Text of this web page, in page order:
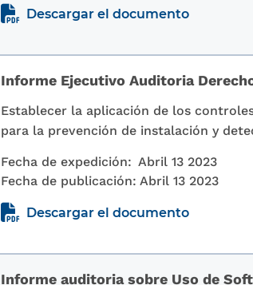
Descargar el documento
Informe Ejecutivo Auditoria
Establecer la aplicación de los
para la prevención de instalación y
Fecha de expedición: Abril 13 2023
Fecha de publicación: Abril 13 2023
Descargar el documento
Informe auditoria sobre Uso de